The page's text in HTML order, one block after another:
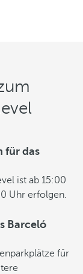
für das
ist ab 15:00
Uhr erfolgen.
Barceló
für